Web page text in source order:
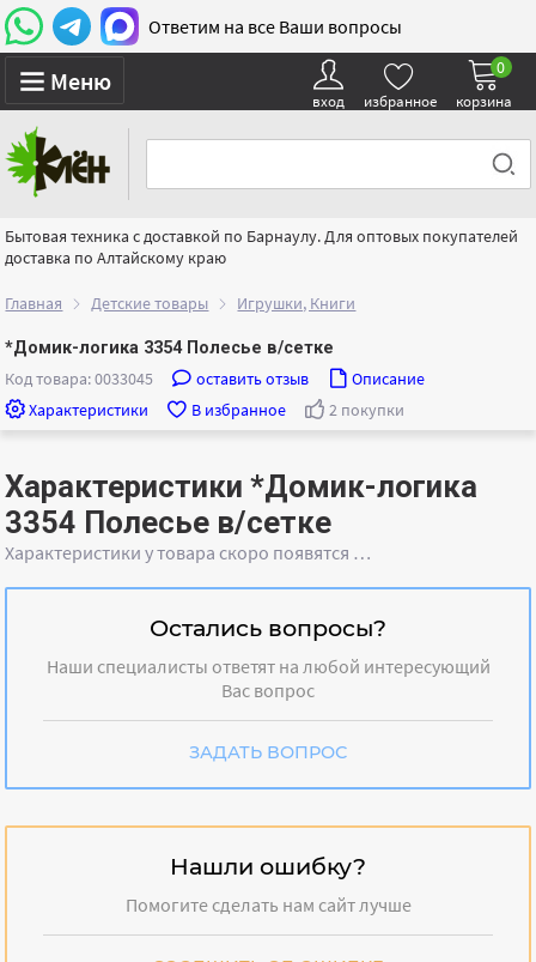
Ответим на все Ваши вопросы
Меню
вход избранное корзина
0
Бытовая техника с доставкой по Барнаулу. Для оптовых покупателей
доставка по Алтайскому краю
Главная Детские товары Игрушки, Книги
*Домик-логика 3354 Полесье в/сетке
Код товара: 0033045 оставить отзыв
Описание
Характеристики
В избранное 2 покупки
Характеристики *Домик-логика
3354 Полесье в/сетке
Характеристики у товара скоро появятся …
Остались вопросы?
Наши специалисты ответят на любой интересующий
Вас вопрос
ЗАДАТЬ ВОПРОС
Нашли ошибку?
Помогите сделать нам сайт лучше